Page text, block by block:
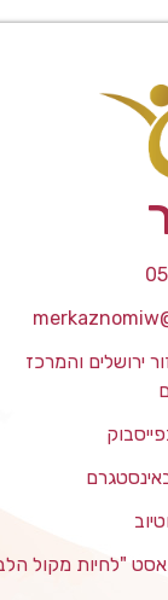
ירושלים והמרכז
"לחיות מקול